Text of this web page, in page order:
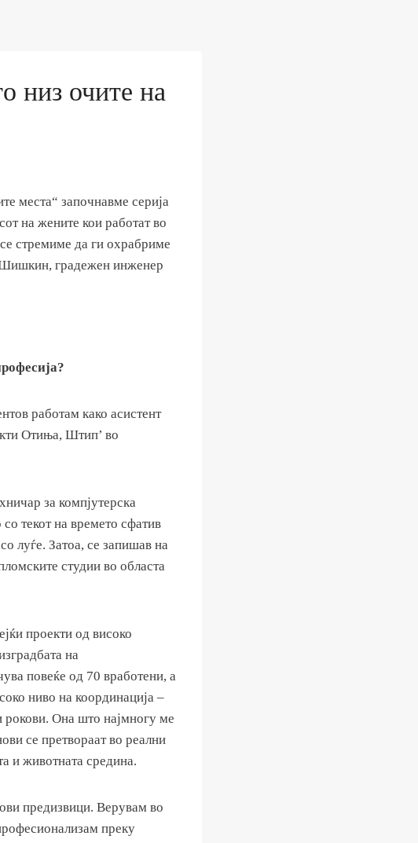
низ очите на
места“ започнавме серија
на жените кои работат во
стремиме да ги охрабриме
Шишкин, градежен инженер
работам како асистент
Отиња, Штип’ во
за компјутерска
текот на времето сфатив
луѓе. Затоа, се запишав на
студии во областа
проекти од високо
на
повеќе од 70 вработени, а
ниво на координација –
рокови. Она што најмногу ме
се претвораат во реални
и животната средина.
предизвици. Верувам во
преку